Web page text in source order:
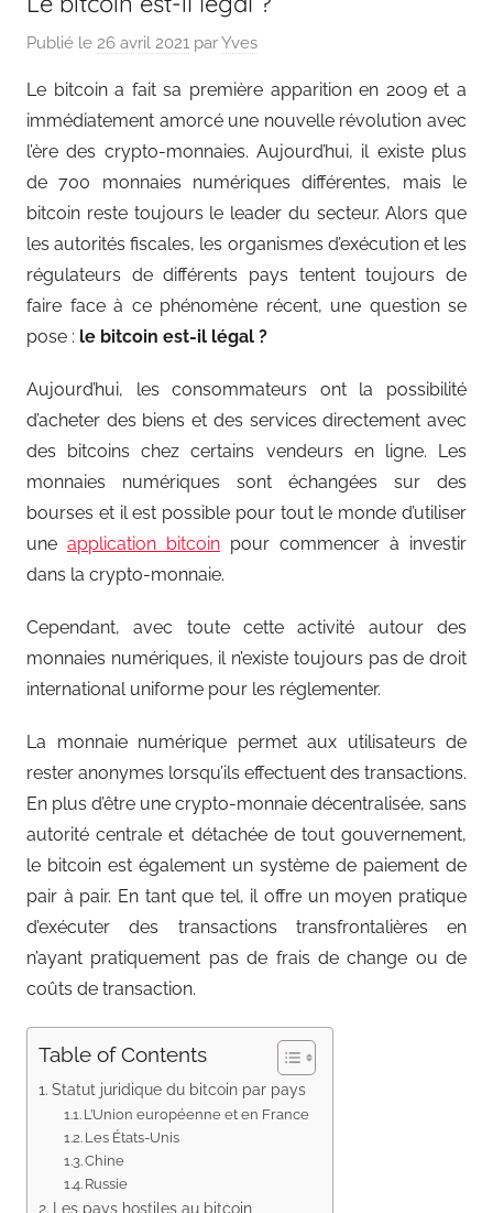
Publié le 26 avril 2021 parYves
Le bitcoin a fait sa première apparition en 2009 et a
immédiatement amorcé une nouvelle révolution avec
l’ère des crypto-monnaies. Aujourd’hui, il existe plus
de 700 monnaies numériques différentes, mais le
bitcoin reste toujours le leader du secteur. Alors que
les autorités fiscales, les organismes d’exécution et les
régulateurs de différents pays tentent toujours de
faire face à ce phénomène récent, une question se
pose : le bitcoin est-il légal ?
Aujourd’hui, les consommateurs ont la possibilité
d’acheter des biens et des services directement avec
des bitcoins chez certains vendeurs en ligne. Les
monnaies numériques sont échangées sur des
bourses et il est possible pour tout le monde d’utiliser
une application bitcoin pour commencer à investir
dans la crypto-monnaie.
Cependant, avec toute cette activité autour des
monnaies numériques, il n’existe toujours pas de droit
international uniforme pour les réglementer.
La monnaie numérique permet aux utilisateurs de
rester anonymes lorsqu’ils effectuent des transactions.
En plus d’être une crypto-monnaie décentralisée, sans
autorité centrale et détachée de tout gouvernement,
le bitcoin est également un système de paiement de
pair à pair. En tant que tel, il offre un moyen pratique
d’exécuter des transactions transfrontalières en
n’ayant pratiquement pas de frais de change ou de
coûts de transaction.
Table of Contents
Statut juridique du bitcoin par pays
L’Union européenne et en France
Les États-Unis
Chine
Russie
Les pays hostiles au bitcoin